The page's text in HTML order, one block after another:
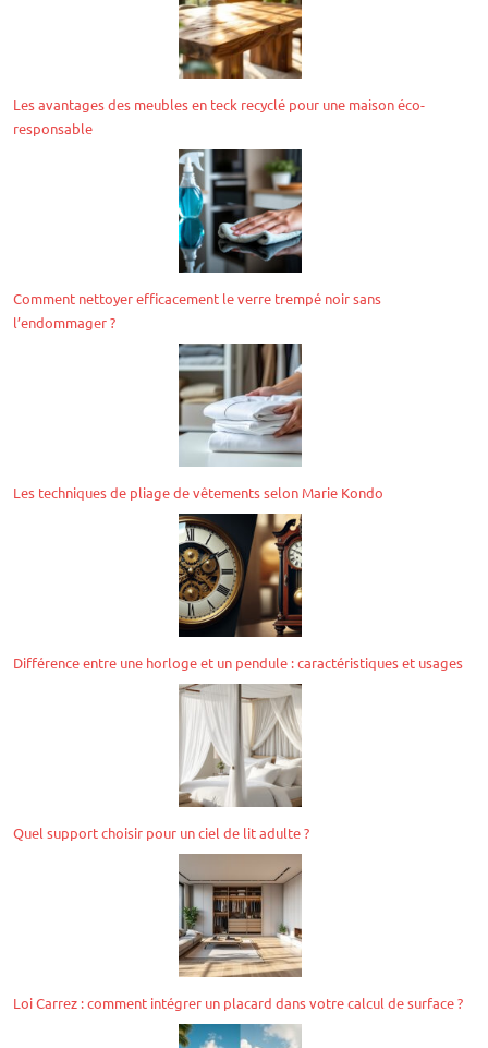
Les avantages des meubles en teck recyclé pour une maison éco-
responsable
Comment nettoyer efficacement le verre trempé noir sans
l’endommager ?
Les techniques de pliage de vêtements selon Marie Kondo
Différence entre une horloge et un pendule : caractéristiques et usages
Quel support choisir pour un ciel de lit adulte ?
Loi Carrez : comment intégrer un placard dans votre calcul de surface ?